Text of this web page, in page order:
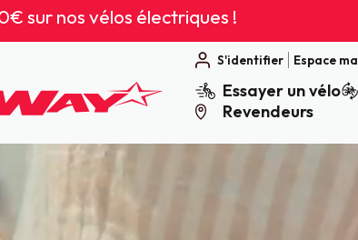
sur nos vélos électriques !
Aller
contenu
S'identifier Espace
Essayer un vélo
Revendeurs